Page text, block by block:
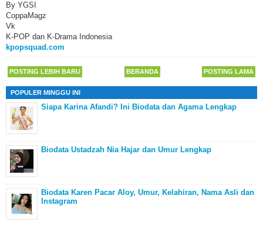
By YGSI
CoppaMagz
Vk
K-POP dan K-Drama Indonesia
kpopsquad.com
POSTING LEBIH BARU POSTING LAMA
BERANDA
POPULER MINGGU INI
Siapa Karina Afandi? Ini Biodata dan Agama Lengkap
Biodata Ustadzah Nia Hajar dan Umur Lengkap
Biodata Karen Pacar Aloy, Umur, Kelahiran, Nama Asli dan
Instagram